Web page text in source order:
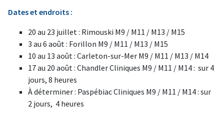
Dates et endroits :
20 au 23 juillet : Rimouski M9 / M11 / M13 / M15
3 au 6 août : Forillon M9 / M11 / M13 / M15
10 au 13 août : Carleton-sur-Mer M9 / M11 / M13 / M14
17 au 20 août : Chandler Cliniques M9 / M11 / M14 : sur 4
jours, 8 heures
À déterminer : Paspébiac Cliniques M9 / M11 / M14 : sur
2 jours, 4 heures